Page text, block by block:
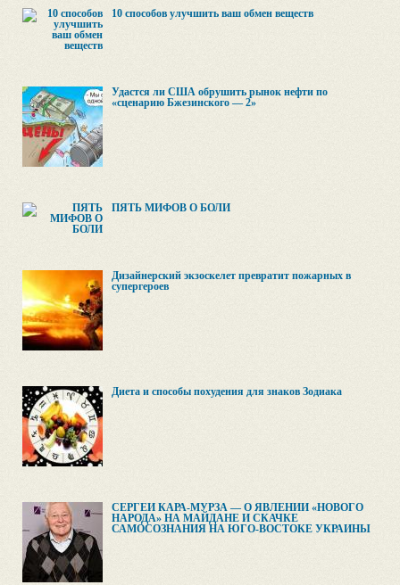
10 способов улучшить ваш обмен веществ
Удастся ли США обрушить рынок нефти по
«сценарию Бжезинского — 2»
ПЯТЬ МИФОВ О БОЛИ
Дизайнерский экзоскелет превратит пожарных в
супергероев
Диета и способы похудения для знаков Зодиака
СЕРГЕЙ КАРА-МУРЗА — О ЯВЛЕНИИ «НОВОГО
НАРОДА» НА МАЙДАНЕ И СКАЧКЕ
САМОСОЗНАНИЯ НА ЮГО-ВОСТОКЕ УКРАИНЫ